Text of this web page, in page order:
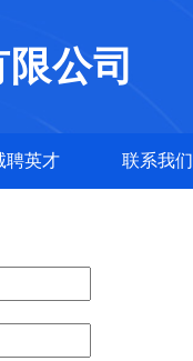
公司
聘英才 联系我们